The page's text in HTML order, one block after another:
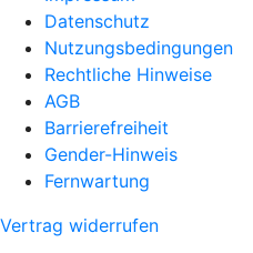
Datenschutz
Nutzungsbedingungen
Rechtliche Hinweise
AGB
Barrierefreiheit
Gender-Hinweis
Fernwartung
Vertrag widerrufen